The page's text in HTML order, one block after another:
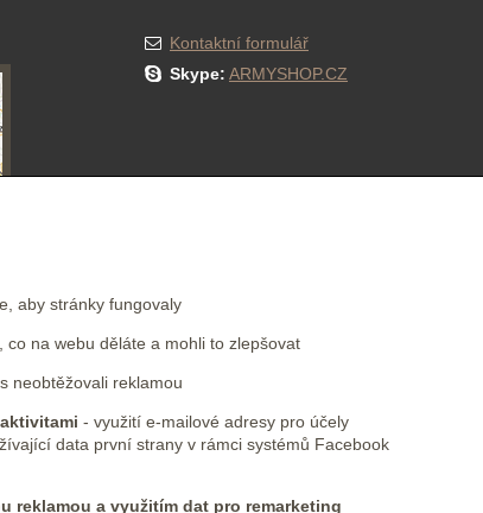
aby stránky fungovaly
co na webu děláte a mohli to zlepšovat
neobtěžovali reklamou
- využití e-mailové adresy pro účely
data první strany v rámci systémů Facebook
reklamou a využitím dat pro remarketing
Kontaktní formulář
Skype: ARMYSHOP.CZ
NEWSLETTER
Přihlásit se k odběru novinek e-mailem